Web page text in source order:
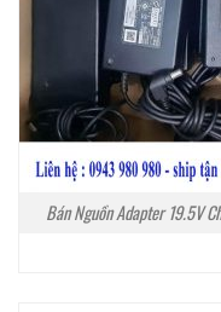
Bán Nguồn Adapter 19.5V